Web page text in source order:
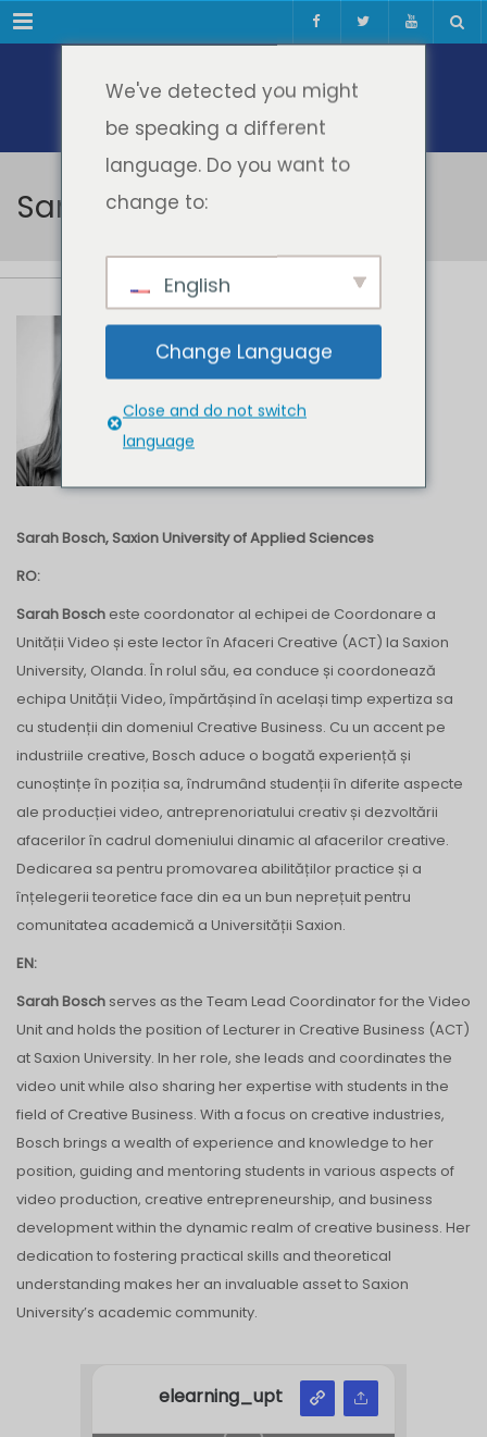
Meniul
Sarah Bosch
Sarah Bosch
Sarah Bosch, Saxion University of Applied Sciences
RO:
Sarah Bosch este coordonator al echipei de Coordonare a
Unității Video și este lector în Afaceri Creative (ACT) la Saxion
University, Olanda. În rolul său, ea conduce și coordonează
echipa Unității Video, împărtășind în același timp expertiza sa
cu studenții din domeniul Creative Business. Cu un accent pe
industriile creative, Bosch aduce o bogată experiență și
cunoștințe în poziția sa, îndrumând studenții în diferite aspecte
ale producției video, antreprenoriatului creativ și dezvoltării
afacerilor în cadrul domeniului dinamic al afacerilor creative.
Dedicarea sa pentru promovarea abilităților practice și a
înțelegerii teoretice face din ea un bun neprețuit pentru
comunitatea academică a Universității Saxion.
EN:
Sarah Bosch serves as the Team Lead Coordinator for the Video
Unit and holds the position of Lecturer in Creative Business (ACT)
at Saxion University. In her role, she leads and coordinates the
video unit while also sharing her expertise with students in the
field of Creative Business. With a focus on creative industries,
Bosch brings a wealth of experience and knowledge to her
position, guiding and mentoring students in various aspects of
video production, creative entrepreneurship, and business
development within the dynamic realm of creative business. Her
dedication to fostering practical skills and theoretical
understanding makes her an invaluable asset to Saxion
University’s academic community.
elearning_upt
We've detected you might
be speaking a different
language. Do you want to
change to:
English
Change Language
Close and do not switch
language